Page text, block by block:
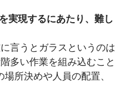
実現するにあたり、難し
言うとガラスというのは
多い作業を組み込むこと
所決めや人員の配置、